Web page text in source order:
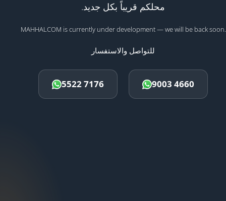
محلكم قريباً بكل جديد.
MAHHALCOM is currently under development — we will be back soon.
للتواصل والاستفسار
5522 7176 9003 4660